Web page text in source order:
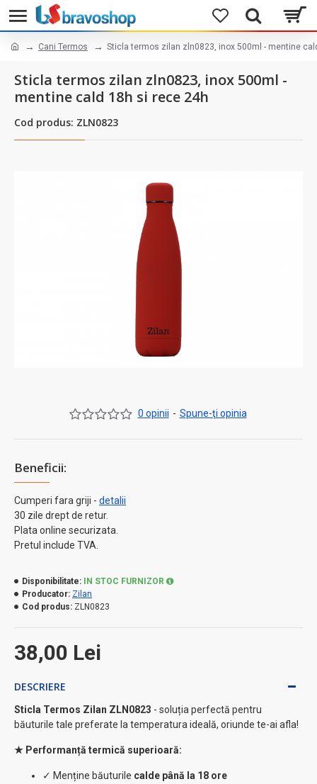
Cani Termos Sticla termos zilan zln0823, inox 500ml - mentine
Sticla termos zilan zln0823, inox 500ml -
mentine cald 18h si rece 24h
Cod produs: ZLN0823
Beneficii:
Cumperi fara griji - detalii
30 zile drept de retur.
Plata online securizata.
Pretul include TVA.
0 opinii - Spune-ţi opinia
38,00 Lei
Disponibilitate:
IN STOC FURNIZOR
Producator: Zilan
Cod produs: ZLN0823
DESCRIERE
Sticla Termos Zilan ZLN0823 - soluția perfectă pentru
băuturile tale preferate la temperatura ideală, oriunde te-ai afla!
★ Performanță termică superioară:
✓ Menține băuturile calde până la 18 ore